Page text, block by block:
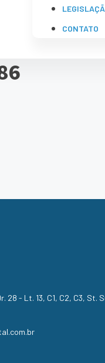
CONTATO
28 - Lt. 13, C1, C2, C3, St.